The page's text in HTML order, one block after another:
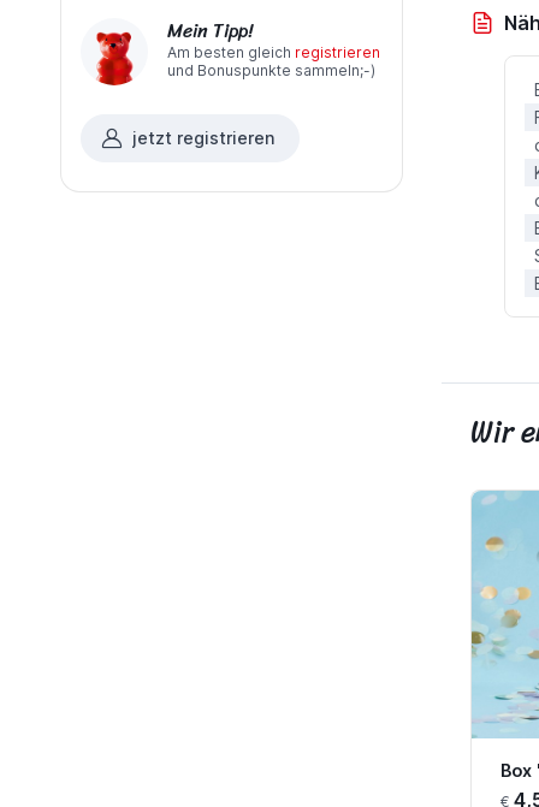
Mein Tipp!
Am besten gleich registrieren
und Bonuspunkte sammeln;-)
jetzt registrieren
Wir
Box
€